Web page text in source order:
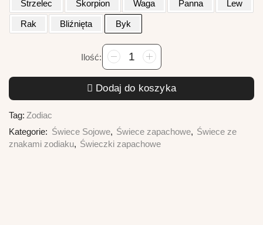
Strzelec Skorpion Waga Panna Lew
Rak Bliźnięta Byk
ilość
Taurus
-
Świeca
Byk
Dodaj do koszyka
Tag: Zodiac
Kategorie: Świece Sojowe, Świece zapachowe, Świece ze
znakami zodiaku, Świeczki zapachowe